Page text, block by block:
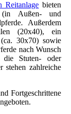
Reitanlage bieten
Außen- und
Außerdem
(20x40), ein
30x70) sowie
nach Wunsch
Stuten- oder
stehen zahlreiche
Fortgeschrittene